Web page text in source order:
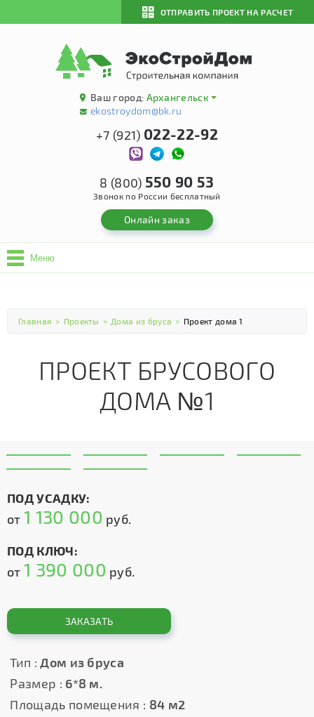
ОТПРАВИТЬ ПРОЕКТ НА РАСЧЕТ
Ваш город: Архангельск
ekostroydom@bk.ru
+7 (921) 022-22-92
8 (800) 550 90 53
Звонок по России бесплатный
Онлайн заказ
Меню
Главная > Проекты > Дома из бруса > Проект дома 1
ПРОЕКТ БРУСОВОГО
ДОМА №1
ПОД УСАДКУ:
от 1 130 000 руб.
ПОД КЛЮЧ:
от 1 390 000 руб.
ЗАКАЗАТЬ
Тип : Дом из бруса
Размер : 6*8 м.
Площадь помещения : 84 м2